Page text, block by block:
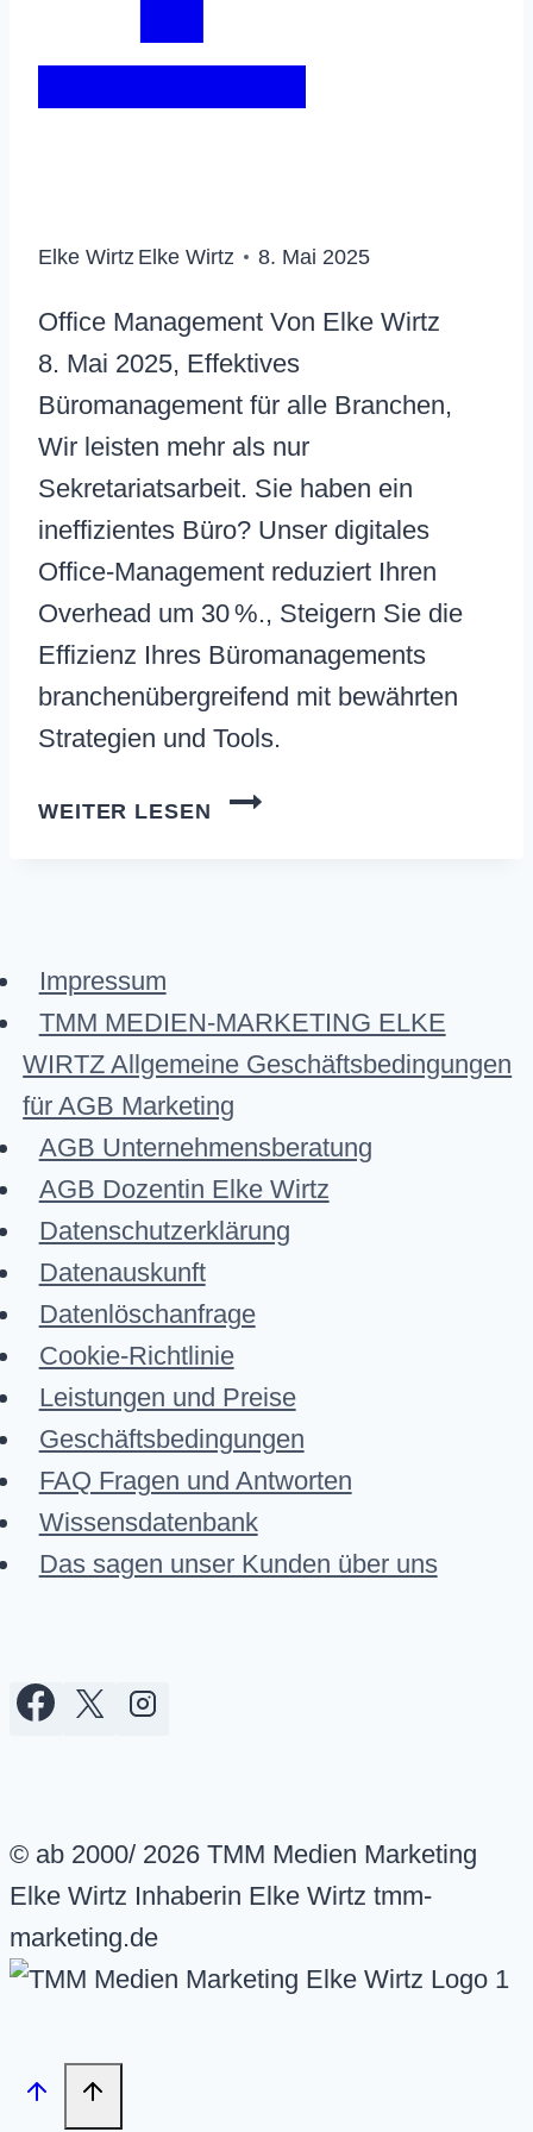
Elke Wirtz Elke Wirtz 8. Mai 2025
Office Management Von Elke Wirtz
8. Mai 2025, Effektives
Büromanagement für alle Branchen,
Wir leisten mehr als nur
Sekretariatsarbeit. Sie haben ein
ineffizientes Büro? Unser digitales
Office‑Management reduziert Ihren
Overhead um 30 %., Steigern Sie die
Effizienz Ihres Büromanagements
branchenübergreifend mit bewährten
Strategien und Tools.
WEITER LESEN
OFFICE
Impressum
TMM MEDIEN-MARKETING ELKE
WIRTZ Allgemeine Geschäftsbedingungen
für AGB Marketing
AGB Unternehmensberatung
AGB Dozentin Elke Wirtz
Datenschutzerklärung
Datenauskunft
Datenlöschanfrage
Cookie-Richtlinie
Leistungen und Preise
Geschäftsbedingungen
FAQ Fragen und Antworten
Wissensdatenbank
Das sagen unser Kunden über uns
© ab 2000/ 2026 TMM Medien Marketing
Elke Wirtz Inhaberin Elke Wirtz tmm-
marketing.de